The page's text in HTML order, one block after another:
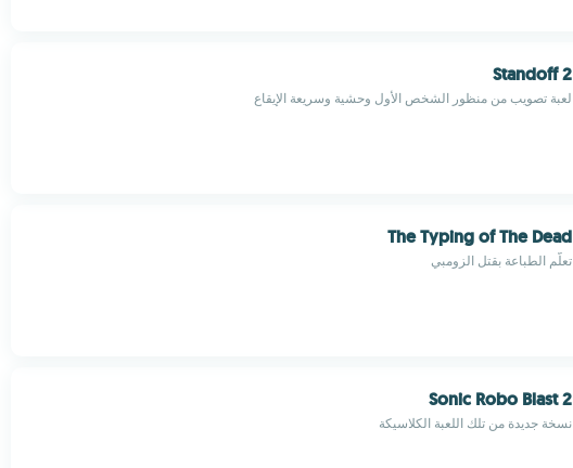
Standoff 2
لعبة تصويب من منظور الشخص الأول وحشية وسريعة الإيقاع
The Typing of The Dead
تعلّم الطباعة بقتل الزومبي
Sonic Robo Blast 2
نسخة جديدة من تلك اللعبة الكلاسيكة